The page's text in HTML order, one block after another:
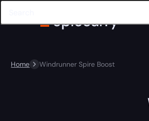
Home Windrunner Spire Boost